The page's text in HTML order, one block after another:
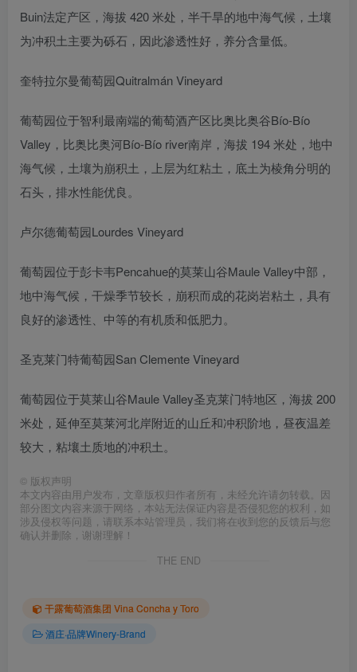
Buin法定产区，海拔 420 米处，半干旱的地中海气候，土壤
为冲积土主要为砾石，因此渗透性好，养分含量低。
奎特拉尔曼葡萄园Quitralmán Vineyard
葡萄园位于智利最南端的葡萄酒产区比奥比奥谷Bío-Bío
Valley，比奥比奥河Bío-Bío river南岸，海拔 194 米处，地中
海气候，土壤为崩积土，上层为红粘土，底土为棱角分明的
石头，排水性能优良。
卢尔德葡萄园Lourdes Vineyard
葡萄园位于彭卡韦Pencahue的莫莱山谷Maule Valley中部，
地中海气候，干燥季节较长，崩积而成的花岗岩粘土，具有
良好的渗透性、中等的有机质和低肥力。
圣克莱门特葡萄园San Clemente Vineyard
葡萄园位于莫莱山谷Maule Valley圣克莱门特地区，海拔 200
米处，延伸至莫莱河北岸附近的山丘和冲积阶地，昼夜温差
较大，粘壤土质地的冲积土。
© 版权声明
本文内容由用户发布，文章版权归作者所有，未经允许请勿转载。因
部分图文内容来源于网络，本站无法保证内容是否侵犯您的权利，如
涉及侵权等问题，请联系本站管理员，我们将在收到您的反馈后与您
确认并删除，谢谢理解！
THE END
干露葡萄酒集团 Vina Concha y Toro
酒庄·品牌Winery-Brand